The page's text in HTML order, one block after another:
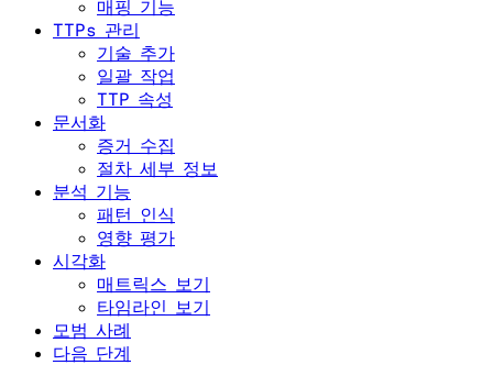
매핑 기능
TTPs 관리
기술 추가
일괄 작업
TTP 속성
문서화
증거 수집
절차 세부 정보
분석 기능
패턴 인식
영향 평가
시각화
매트릭스 보기
타임라인 보기
모범 사례
다음 단계